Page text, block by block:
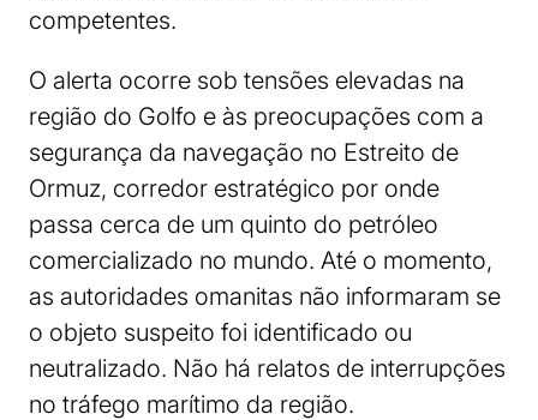
competentes.
O alerta ocorre sob tensões elevadas na
região do Golfo e às preocupações com a
segurança da navegação no Estreito de
Ormuz, corredor estratégico por onde
passa cerca de um quinto do petróleo
comercializado no mundo. Até o momento,
as autoridades omanitas não informaram se
o objeto suspeito foi identificado ou
neutralizado. Não há relatos de interrupções
no tráfego marítimo da região.